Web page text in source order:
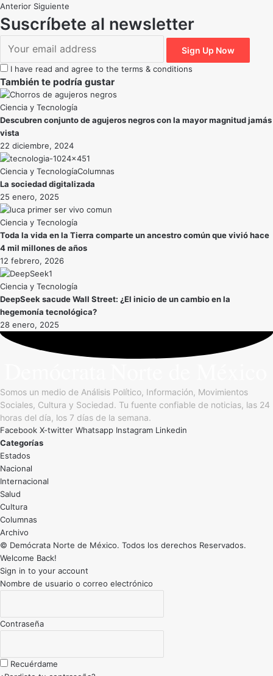
Anterior Siguiente
Suscríbete al newsletter
I have read and agree to the terms & conditions
También te podría gustar
Ciencia y Tecnología
Descubren conjunto de agujeros negros con la mayor magnitud jamás
vista
22 diciembre, 2024
Ciencia y Tecnología
La sociedad digitalizada
25 enero, 2025
Ciencia y Tecnología
Toda la vida en la Tierra comparte un ancestro común que vivió hace
4 mil millones de años
12 febrero, 2026
Ciencia y Tecnología
DeepSeek sacude Wall Street: ¿El inicio de un cambio en la
hegemonía tecnológica?
28 enero, 2025
Somos un medio de Análisis Político, Información, Movimientos
Sociales, Cultura y Sociedad. Tu fuente confiable de noticias, las 24
horas del día, los 7 días de la semana.
Facebook X-twitter Whatsapp Instagram Linkedin
Categorías
Estados
Nacional
Internacional
Salud
Cultura
Archivo
© Demócrata Norte de México. Todos los derechos Reservados.
Welcome Back!
Sign in to your account
Nombre de usuario o correo electrónico
Contraseña
Recuérdame